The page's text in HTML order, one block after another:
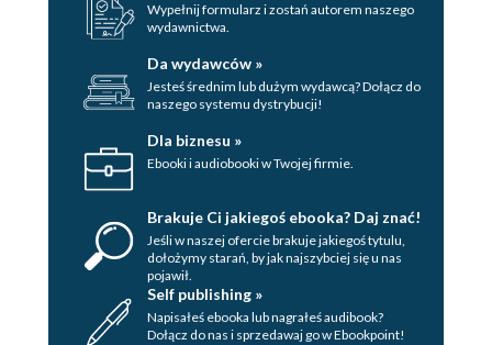
Wypełnij formularz i zostań autorem naszego
wydawnictwa.
Da wydawców »
Jesteś średnim lub dużym wydawcą? Dołącz do
naszego systemu dystrybucji!
Dla biznesu »
Ebooki i audiobooki w Twojej firmie.
Brakuje Ci jakiegoś ebooka? Daj znać!
Jeśli w naszej ofercie brakuje jakiegoś tytulu,
dołożymy starań, by jak najszybciej się u nas
pojawił.
Self publishing »
Napisałeś ebooka lub nagrałeś audibook?
Dołącz do nas i sprzedawaj go w Ebookpoint!